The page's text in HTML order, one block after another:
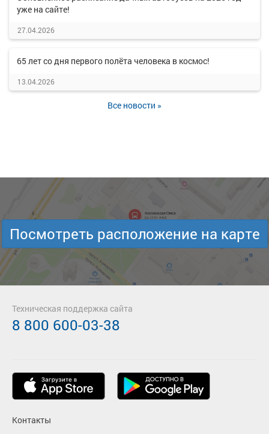
уже на сайте!
27.04.2026
65 лет со дня первого полёта человека в космос!
13.04.2026
Все новости »
Посмотреть расположение на карте
Контакты
Техническая поддержка сайта
8 800 600-03-38